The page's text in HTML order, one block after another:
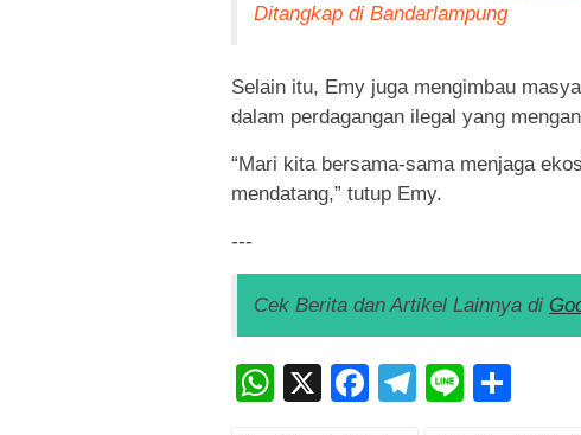
Ditangkap di Bandarlampung
Selain itu, Emy juga mengimbau
dalam perdagangan ilegal yang
“Mari kita bersama-sama menjaga
mendatang,” tutup Emy.
---
Cek Berita dan Artikel Lainnya di
WhatsApp
X Facebook
Telegram
Line